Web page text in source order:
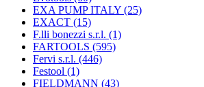
EXA PUMP ITALY (25)
EXACT (15)
F.lli bonezzi s.r.l. (1)
FARTOOLS (595)
Fervi s.r.l. (446)
Festool (1)
FIELDMANN (43)